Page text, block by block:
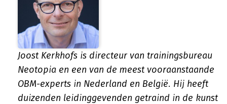
Joost Kerkhofs is directeur van trainingsbureau
Neotopia en een van de meest vooraanstaande
OBM-experts in Nederland en België. Hij heeft
duizenden leidinggevenden getraind in de kunst